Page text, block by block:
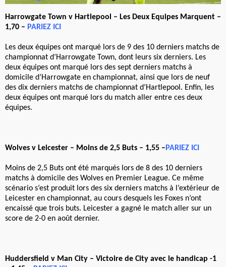
Harrowgate Town v Hartlepool – Les Deux Equipes Marquent –
1,70 – PARIEZ ICI
Les deux équipes ont marqué lors de 9 des 10 derniers matchs de
championnat d’Harrowgate Town, dont leurs six derniers. Les
deux équipes ont marqué lors des sept derniers matchs à
domicile d’Harrowgate en championnat, ainsi que lors de neuf
des dix derniers matchs de championnat d’Hartlepool. Enfin, les
deux équipes ont marqué lors du match aller entre ces deux
équipes.
Wolves v Leicester – Moins de 2,5 Buts – 1,55 – PARIEZ ICI
Moins de 2,5 Buts ont été marqués lors de 8 des 10 derniers
matchs à domicile des Wolves en Premier League. Ce même
scénario s’est produit lors des six derniers matchs à l’extérieur de
Leicester en championnat, au cours desquels les Foxes n’ont
encaissé que trois buts. Leicester a gagné le match aller sur un
score de 2-0 en août dernier.
Huddersfield v Man City – Victoire de City avec le handicap -1